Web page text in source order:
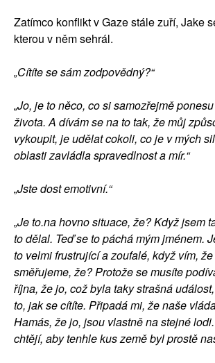
Zatímco konflikt v Gaze stále zuří, Jake
kterou v něm sehrál.
„Cítíte se sám zodpovědný?“
„Jo, je to něco, co si samozřejmě
života. A dívám se na to tak, že můj
vykoupit, je udělat cokoli, co je v mých
oblasti zavládla spravedlnost a mír.“
„Jste dost emotivní.“
„Je to.na hovno situace, že? Když jsem
to dělal. Teď se to páchá mým jménem.
to velmi frustrující a zoufalé, když vím,
směřujeme, že? Protože se musíte
října, že jo, což byla taky strašná
to, jak se cítíte. Připadá mi, že naše
Hamás, že jo, jsou vlastně na stejné
chtějí, aby tenhle kus země byl prostě